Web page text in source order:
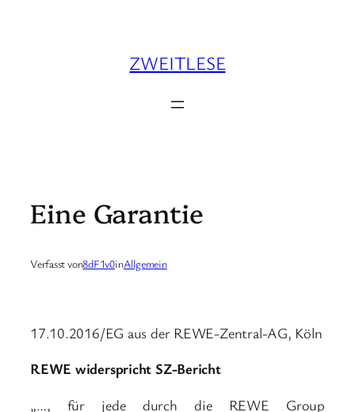
ZWEITLESE
Eine Garantie
Verfasst von8dF1v0inAllgemein
17.10.2016/EG aus der REWE-Zentral-AG, Köln
REWE widerspricht SZ-Bericht
„…, für jede durch die REWE Group